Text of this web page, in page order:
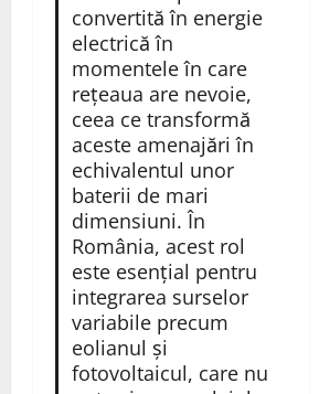
convertită în energie
electrică în
momentele în care
rețeaua are nevoie,
ceea ce transformă
aceste amenajări în
echivalentul unor
baterii de mari
dimensiuni. În
România, acest rol
este esențial pentru
integrarea surselor
variabile precum
eolianul și
fotovoltaicul, care nu